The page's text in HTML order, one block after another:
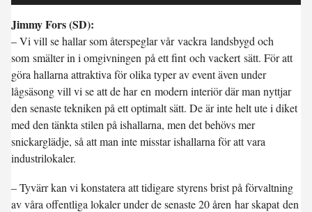
Jimmy Fors (SD):
– Vi vill se hallar som återspeglar vår vackra landsbygd och
som smälter in i omgivningen på ett fint och vackert sätt. För att
göra hallarna attraktiva för olika typer av event även under
lågsäsong vill vi se att de har en modern interiör där man nyttjar
den senaste tekniken på ett optimalt sätt. De är inte helt ute i diket
med den tänkta stilen på ishallarna, men det behövs mer
snickarglädje, så att man inte misstar ishallarna för att vara
industrilokaler.
– Tyvärr kan vi konstatera att tidigare styrens brist på förvaltning
av våra offentliga lokaler under de senaste 20 åren har skapat den